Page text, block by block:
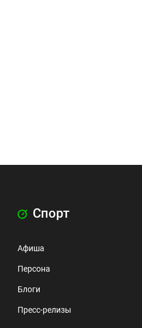
Спорт
Афиша
Персона
Блоги
Пресс-релизы